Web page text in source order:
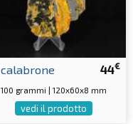
44€
calabrone
100 grammi | 120x60x8 mm
vedi il prodotto